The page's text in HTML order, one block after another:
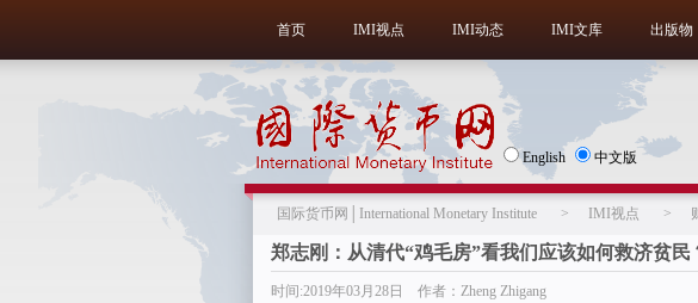
首页 IMI视点 IMI动态 IMI文库 出版物
English 中文版
国际货币网│International Monetary Institute > IMI视点 >
郑志刚：从清代“鸡毛房”看我们应该如何救济贫民
时间:2019年03月28日 作者：Zheng Zhigang